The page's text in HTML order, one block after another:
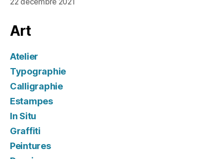
Art
Atelier
Typographie
Calligraphie
Estampes
In Situ
Graffiti
Peintures